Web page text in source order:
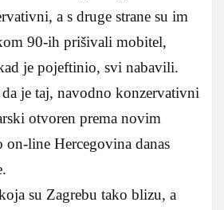
a s druge strane su im
90-ih prišivali mobitel,
je pojeftinio, svi nabavili.
je taj, navodno konzervativni
otvoren prema novim
on-line Hercegovina danas
su Zagrebu tako blizu, a